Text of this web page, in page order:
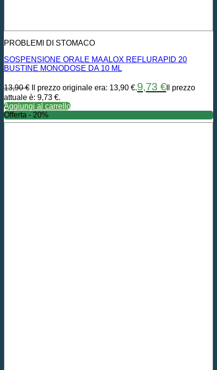
PROBLEMI DI STOMACO
SOSPENSIONE ORALE MAALOX REFLURAPID 20
BUSTINE MONODOSE DA 10 ML
13,90€ Il prezzo originale era: 13,90 €.9,73 € Il prezzo
attuale è: 9,73 €.
Aggiungi al carrello
Offerta - 20%